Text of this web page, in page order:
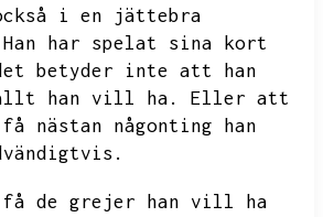
i en jättebra
Han har spelat sina kort
betyder inte att han
allt han vill ha.
Eller att
få nästan någonting han
få de grejer han vill ha